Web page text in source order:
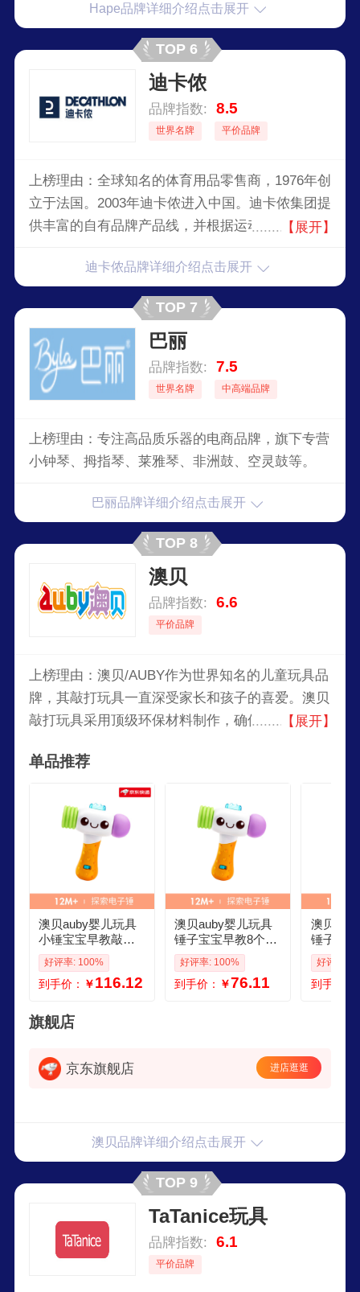
Hape品牌详细介绍点击展开
TOP 6
迪卡侬
品牌指数: 8.5
世界名牌 平价品牌
上榜理由：全球知名的体育用品零售商，1976年创
立于法国。2003年迪卡侬进入中国。迪卡侬集团提
供丰富的自有品牌产品线，并根据运动类别的不
动所需。从初学者到专业运动爱好者，迪卡侬都能
提供运动服饰、装备以及各种创意类运动产品，其
全产业链掌控的模式让其产品具有较高的性价比。
【展开】
迪卡侬品牌详细介绍点击展开
TOP 7
巴丽
品牌指数: 7.5
世界名牌 中高端品牌
上榜理由：专注高品质乐器的电商品牌，旗下专营
小钟琴、拇指琴、莱雅琴、非洲鼓、空灵鼓等。
巴丽品牌详细介绍点击展开
TOP 8
澳贝
品牌指数: 6.6
平价品牌
上榜理由：澳贝/AUBY作为世界知名的儿童玩具品
牌，其敲打玩具一直深受家长和孩子的喜爱。澳贝
敲打玩具采用顶级环保材料制作，确保安全无毒，
展，色彩鲜艳，造型可爱，能够全面激发儿童的感
官体验和动手能力。
【展开】
单品推荐
澳贝auby婴儿玩具
小锤宝宝早教敲打
新款 461570探索电
子锤
好评率: 100%
到手价： ￥116.12
澳贝auby婴儿玩具
锤子宝宝早教8个月
宝宝小锤子儿童敲
打激打小锤461570
探
好评率: 100%
到手价： ￥76.11
澳贝
锤子宝
宝宝小
打激打
探
好评率:
到手价：
旗舰店
京东旗舰店 进店逛逛
澳贝品牌详细介绍点击展开
TOP 9
TaTanice玩具
品牌指数: 6.1
平价品牌